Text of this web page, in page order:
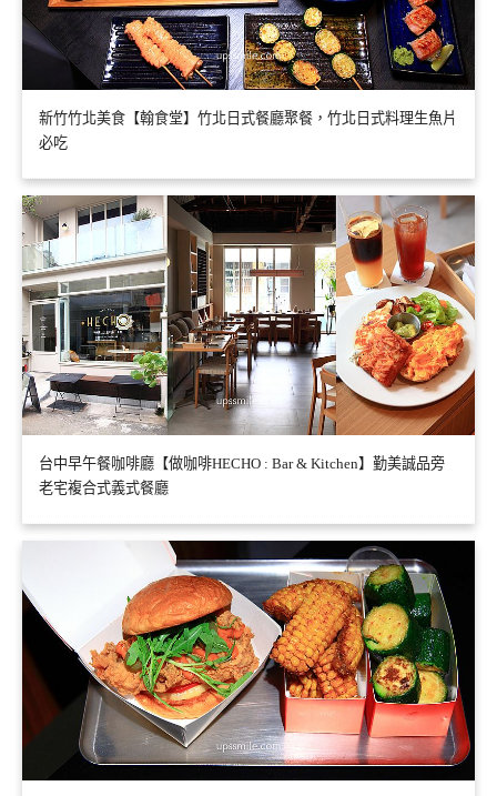
新竹竹北美食【翰食堂】竹北日式餐廳聚餐，竹北日式料理生魚片
必吃
台中早午餐咖啡廳【做咖啡HECHO : Bar & Kitchen】勤美誠品旁
老宅複合式義式餐廳